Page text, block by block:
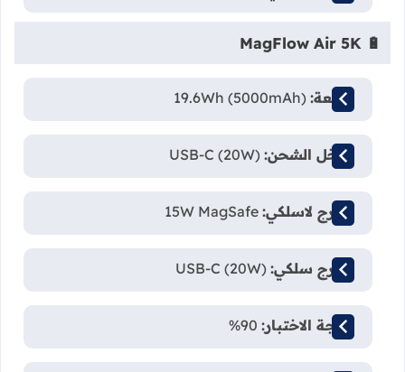
🔋 MagFlow Air 5K
السعة: 19.6Wh (5000mAh)
مدخل الشحن: USB-C (20W)
مخرج لاسلكي: 15W MagSafe
مخرج سلكي: USB-C (20W)
نتيجة الاختبار: 90%